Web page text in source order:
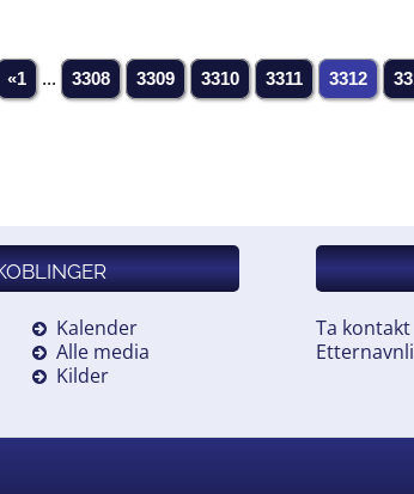
«1 ... 3308 3309 3310 3311 3312
Kalender
Alle media
Kilder
Ta kontakt